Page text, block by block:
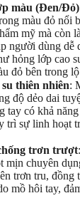
màu (Đen/Đỏ)
màu đỏ nổi
mỹ mà còn
người dùng dễ
hỏng lớp cao
đỏ bên trong
thiên nhiên:
độ dẻo dai
tay có khả
trì sự linh hoạt
trơn trượt
mịn chuyên
trơn tru, đồng
mồ hôi tay,